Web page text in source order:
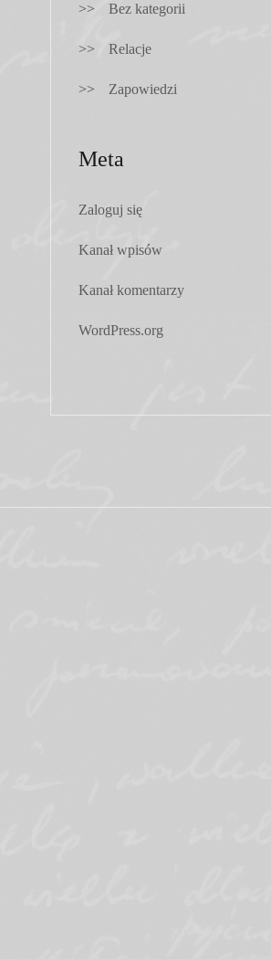
Bez kategorii
Relacje
Zapowiedzi
Meta
Zaloguj się
Kanał wpisów
Kanał komentarzy
WordPress.org